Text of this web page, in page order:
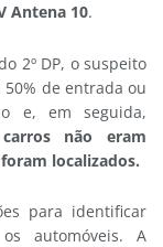
Antena 10.
2º DP, o suspeito
de entrada ou
e, em seguida,
não eram
localizados.
para identificar
automóveis. A